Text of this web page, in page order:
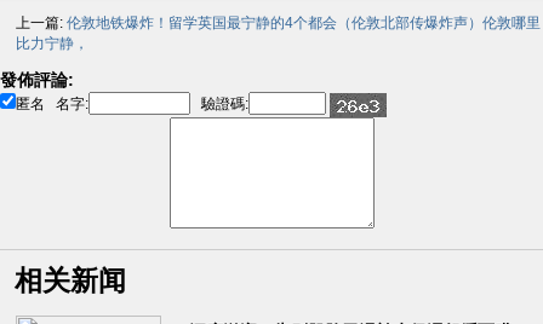
上一篇: 伦敦地铁爆炸！留学英国最宁静的4个都会（伦敦北部传爆炸声）伦敦哪里
比力宁静，
發佈評論:
匿名 名字: 驗證碼:
相关新闻